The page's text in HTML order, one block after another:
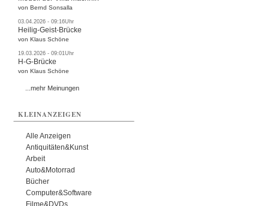
von Bernd Sonsalla
03.04.2026 - 09:16Uhr
Heilig-Geist-Brücke
von Klaus Schöne
19.03.2026 - 09:01Uhr
H-G-Brücke
von Klaus Schöne
...mehr Meinungen
KLEINANZEIGEN
Alle Anzeigen
Antiquitäten&Kunst
Arbeit
Auto&Motorrad
Bücher
Computer&Software
Filme&DVDs